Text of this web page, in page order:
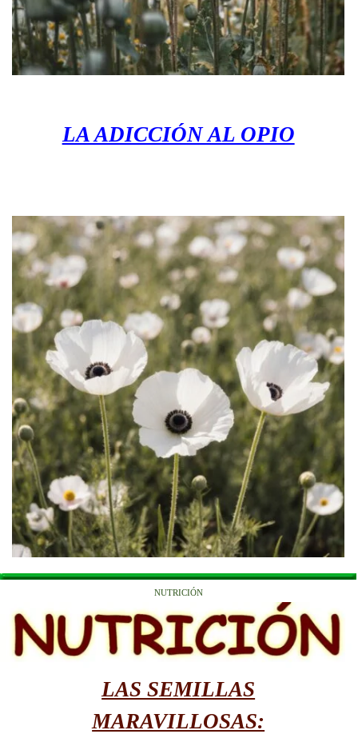
LA ADICCIÓN AL OPIO
NUTRICIÓN
LAS SEMILLAS
MARAVILLOSAS: